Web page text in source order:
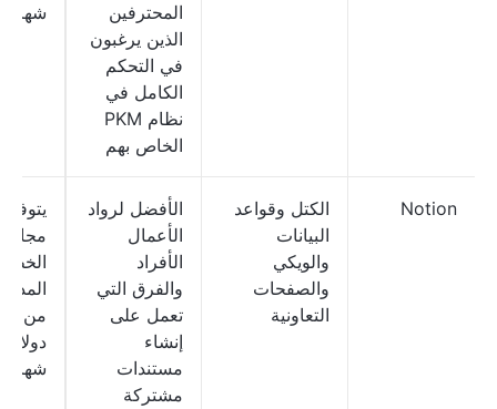
المحترفين
الذين يرغبون
في التحكم
الكامل في
نظام PKM
الخاص بهم
شهريًا
Notion
الكتل وقواعد
البيانات
والويكي
والصفحات
التعاونية
الأفضل لرواد
الأعمال
الأفراد
والفرق التي
تعمل على
إنشاء
مستندات
مشتركة
دولارًا
شهريًا